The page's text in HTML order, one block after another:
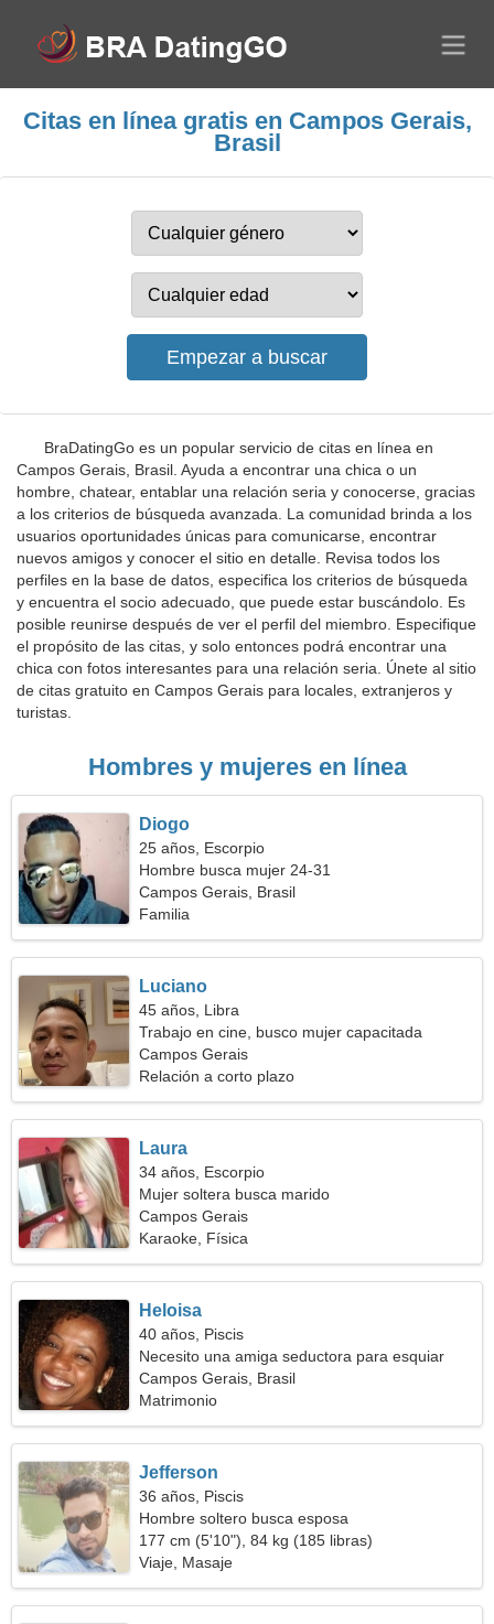
Citas en línea gratis en Campos Gerais,
Brasil
BraDatingGo es un popular servicio de citas en línea en
Campos Gerais, Brasil. Ayuda a encontrar una chica o un
hombre, chatear, entablar una relación seria y conocerse, gracias
a los criterios de búsqueda avanzada. La comunidad brinda a los
usuarios oportunidades únicas para comunicarse, encontrar
nuevos amigos y conocer el sitio en detalle. Revisa todos los
perfiles en la base de datos, especifica los criterios de búsqueda
y encuentra el socio adecuado, que puede estar buscándolo. Es
posible reunirse después de ver el perfil del miembro. Especifique
el propósito de las citas, y solo entonces podrá encontrar una
chica con fotos interesantes para una relación seria. Únete al sitio
de citas gratuito en Campos Gerais para locales, extranjeros y
turistas.
Hombres y mujeres en línea
Diogo
25 años, Escorpio
Hombre busca mujer 24-31
Campos Gerais, Brasil
Familia
Luciano
45 años, Libra
Trabajo en cine, busco mujer capacitada
Campos Gerais
Relación a corto plazo
Laura
34 años, Escorpio
Mujer soltera busca marido
Campos Gerais
Karaoke, Física
Heloisa
40 años, Piscis
Necesito una amiga seductora para esquiar
juntos
Campos Gerais, Brasil
Matrimonio
Jefferson
36 años, Piscis
Hombre soltero busca esposa
177 cm (5'10"), 84 kg (185 libras)
Viaje, Masaje